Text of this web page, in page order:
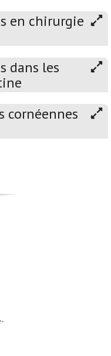
en chirurgie
dans les
cornéennes